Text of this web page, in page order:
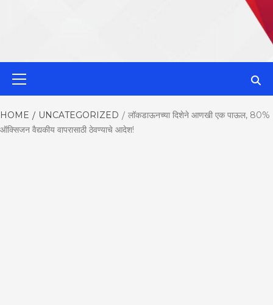
Best News
HOME UNCATEGORIZED
लॉकडाऊनच्या दिशेने आणखी एक पाऊल, 80%
ऑक्सिजन वैद्यकीय वापरासाठी ठेवण्याचे आदेश!